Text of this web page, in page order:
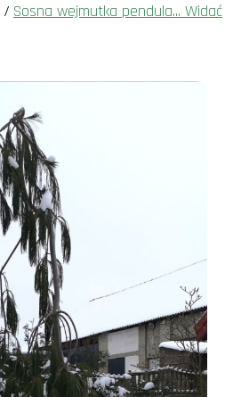
/ Sosna wejmutka pendula... Widać